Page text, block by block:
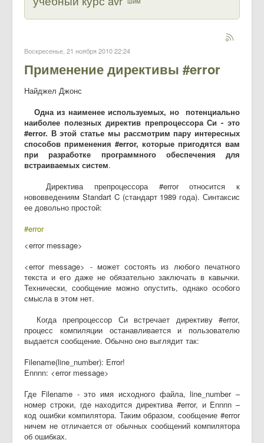
Воскресенье, 21 ноября 2010 22:24
Применение директивы #error
Найджел Джонс
Одна из наименее используемых, но потенциально
наиболее полезных директив препроцессора Си - это
#error. В этой статье мы рассмотрим пару интересных
способов применения #error, которые пригодятся вам
при разработке программного обеспечения для
встраиваемых систем.
Директива препроцессора #error относится к
нововведениям Standart C (стандарт 1989 года). Синтаксис
ее довольно простой:
#error
<error message>
<error message> - может состоять из любого печатного
текста и его даже не обязательно заключать в кавычки.
Технически, сообщение можно опустить, однако особого
смысла в этом нет.
Когда препроцессор Си встречает директиву #error,
процесс компиляции останавливается и пользователю
выдается сообщение. Обычно оно выглядит так:
Filename(line_number): Error!
Ennnn: <error message>
Где Filename - это имя исходного файла, line_number –
номер строки, где находится директива #error, и Ennnn –
код ошибки компилятора. Таким образом, сообщение #error
ничем не отличается от обычных сообщений компилятора
об ошибках.